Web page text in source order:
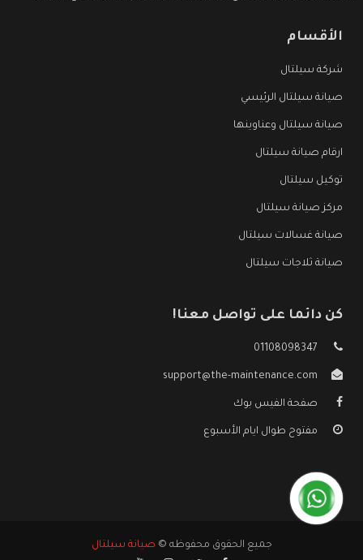
الأقسام
شركة سيلتال
صيانة سيلتال الرئيسي
صيانة سيلتال وعناوينها
ارقام صيانة سيلتال
توكيل سيلتال
مركز صيانة سيلتال
صيانة غسالات سيلتال
صيانة ثلاجات سيلتال
كن دائما على تواصل معنا!
01108098347
support@the-maintenance.com
صفحة الفيس بوك
مفتوح طوال ايام الأسبوع
جميع الحقوق محفوظه © صيانة سيلتال